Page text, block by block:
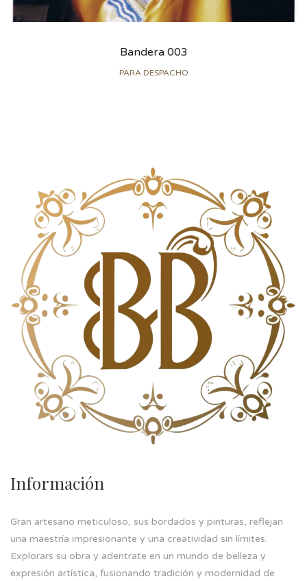
Bandera 003
PARA DESPACHO
Información
Gran artesano meticuloso, sus bordados y pinturas, reflejan
una maestría impresionante y una creatividad sin límites.
Explorars su obra y adentrate en un mundo de belleza y
expresión artística, fusionando tradición y modernidad de